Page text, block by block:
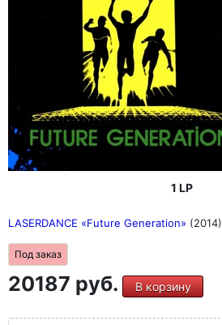
1 LP
LASERDANCE «Future Generation» (2014)
Под заказ
20187 руб. В корзину